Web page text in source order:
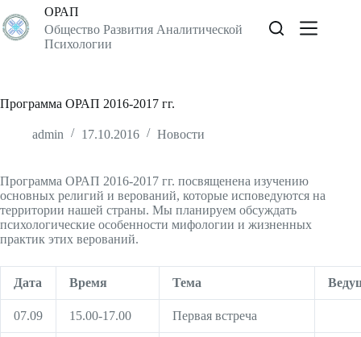
Перейти
к
сути
ОРАП
Общество Развития Аналитической
Психологии
Программа ОРАП 2016-2017 гг.
admin 17.10.2016 Новости
Программа ОРАП 2016-2017 гг. посвященена изучению
основных религий и верований, которые исповедуются на
территории нашей страны. Мы планируем обсуждать
психологические особенности мифологии и жизненных
практик этих верований.
Дата Время Тема
07.09 15.00-17.00 Первая встреча